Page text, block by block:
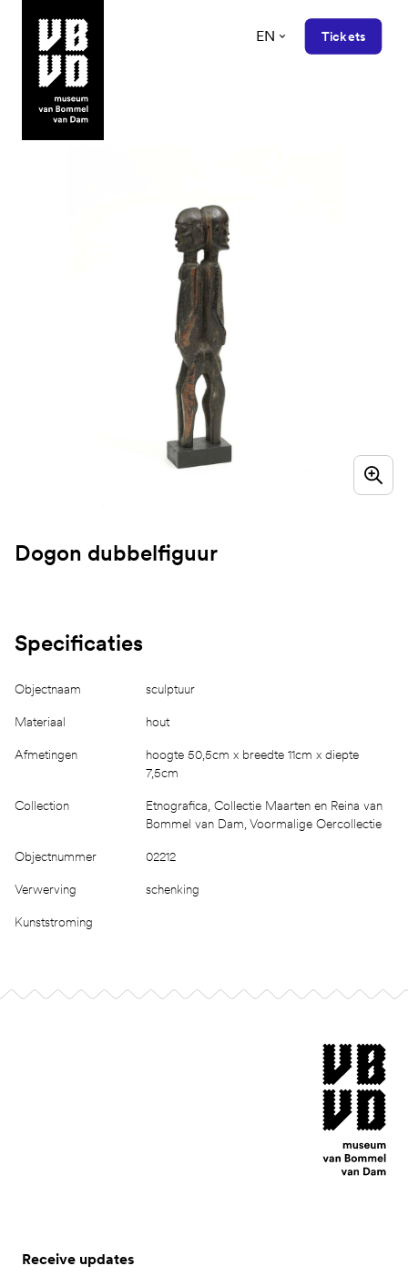
museum van Bommel van Dam
EN Tickets
Dogon dubbelfiguur
Specificaties
Objectnaam sculptuur
Materiaal hout
Afmetingen
hoogte 50,5cm x breedte 11cm x diepte
7,5cm
Collection
Etnografica, Collectie Maarten en Reina van
Bommel van Dam, Voormalige Oercollectie
Objectnummer 02212
Verwerving schenking
Kunststroming
museum van
Receive updates